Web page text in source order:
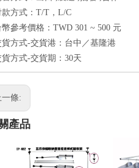
款方式：T/T，L/C
幣參考價格：TWD 301 ~ 500 元
貨方式-交貨港：台中／基隆港
貨方式-交貨期：30天
一條:
產品